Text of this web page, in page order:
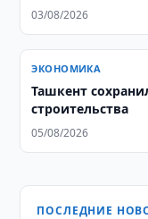
03/08/2026
ЭКОНОМИКА
Ташкент
строительства
05/08/2026
ПОСЛЕДНИЕ